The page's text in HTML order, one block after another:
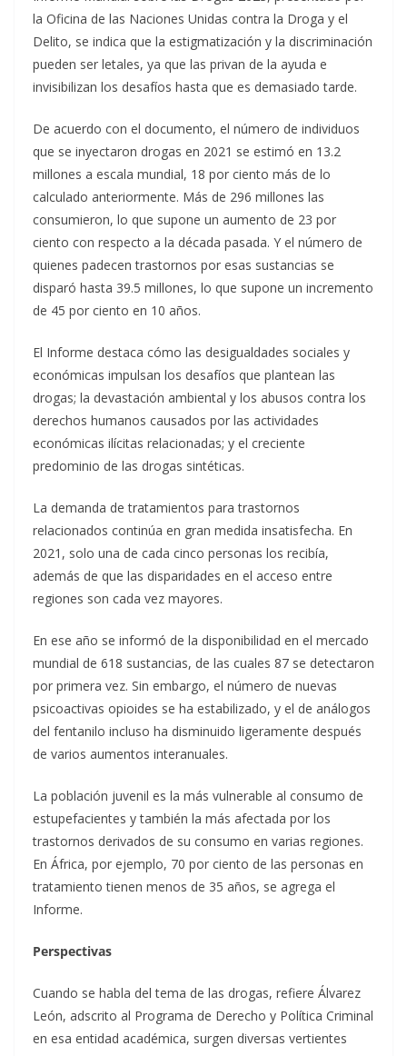
la Oficina de las Naciones Unidas contra la Droga y el
Delito, se indica que la estigmatización y la discriminación
pueden ser letales, ya que las privan de la ayuda e
invisibilizan los desafíos hasta que es demasiado tarde.
De acuerdo con el documento, el número de individuos
que se inyectaron drogas en 2021 se estimó en 13.2
millones a escala mundial, 18 por ciento más de lo
calculado anteriormente. Más de 296 millones las
consumieron, lo que supone un aumento de 23 por
ciento con respecto a la década pasada. Y el número de
quienes padecen trastornos por esas sustancias se
disparó hasta 39.5 millones, lo que supone un incremento
de 45 por ciento en 10 años.
El Informe destaca cómo las desigualdades sociales y
económicas impulsan los desafíos que plantean las
drogas; la devastación ambiental y los abusos contra los
derechos humanos causados por las actividades
económicas ilícitas relacionadas; y el creciente
predominio de las drogas sintéticas.
La demanda de tratamientos para trastornos
relacionados continúa en gran medida insatisfecha. En
2021, solo una de cada cinco personas los recibía,
además de que las disparidades en el acceso entre
regiones son cada vez mayores.
En ese año se informó de la disponibilidad en el mercado
mundial de 618 sustancias, de las cuales 87 se detectaron
por primera vez. Sin embargo, el número de nuevas
psicoactivas opioides se ha estabilizado, y el de análogos
del fentanilo incluso ha disminuido ligeramente después
de varios aumentos interanuales.
La población juvenil es la más vulnerable al consumo de
estupefacientes y también la más afectada por los
trastornos derivados de su consumo en varias regiones.
En África, por ejemplo, 70 por ciento de las personas en
tratamiento tienen menos de 35 años, se agrega el
Informe.
Perspectivas
Cuando se habla del tema de las drogas, refiere Álvarez
León, adscrito al Programa de Derecho y Política Criminal
en esa entidad académica, surgen diversas vertientes